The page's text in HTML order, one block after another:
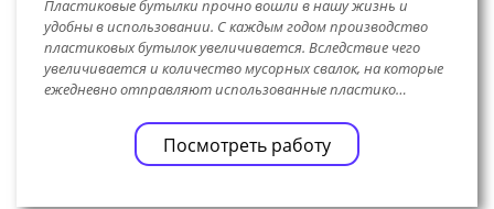
Пластиковые бутылки прочно вошли в нашу жизнь и
удобны в использовании. С каждым годом производство
пластиковых бутылок увеличивается. Вследствие чего
увеличивается и количество мусорных свалок, на которые
ежедневно отправляют использованные пластико…
Посмотреть работу